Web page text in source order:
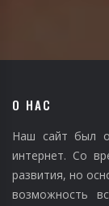
О НАС
Наш сайт был
интернет. Со
развития, но
возможность